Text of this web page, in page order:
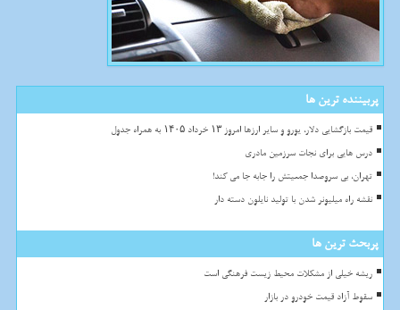
پربیننده ترین ها
قیمت بازگشایی دلار، یورو و سایر ارزها امروز ۱۳ خرداد ۱۴۰۵ به همراه جدول
درس هایی برای نجات سرزمین مادری
تهران، بی سروصدا جمعیتش را جابه جا می کند!
نقشه راه میلیونر شدن با تولید نایلون دسته دار
پربحث ترین ها
ریشه خیلی از مشکلات محیط زیست فرهنگی است
سقوط آزاد قیمت خودرو در بازار